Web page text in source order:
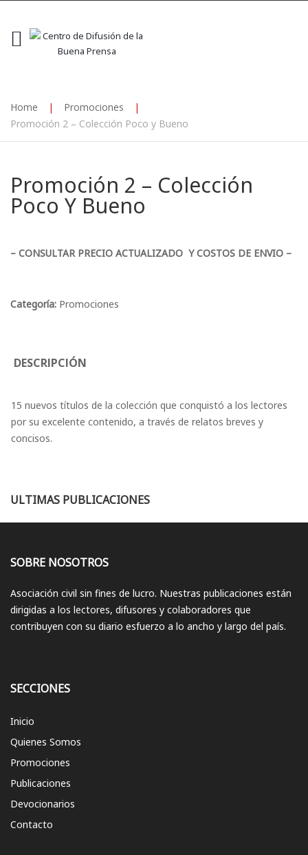
Home | Promociones
|
Promoción 2 – Colección Poco y Bueno
Promoción 2 – Colección
Poco Y Bueno
– CONSULTAR PRECIO ACTUALIZADO Y COSTOS DE ENVIO –
Categoría: Promociones
DESCRIPCIÓN
15 nuevos títulos de la colección que conquistó a los lectores
por su excelente contenido, a través de relatos breves y
concisos.
ULTIMAS PUBLICACIONES
SOBRE NOSOTROS
Asociación civil sin fines de lucro. Nuestras publicaciones están
dirigidas a los lectores, difusores y colaboradores que
contribuyen con su diario esfuerzo a lo ancho y largo del país.
SECCIONES
Inicio
Quienes Somos
Promociones
Publicaciones
Devocionarios
Contacto